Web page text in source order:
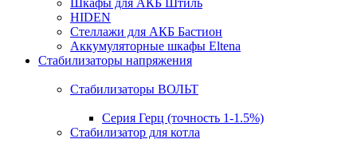
Шкафы для АКБ Штиль
HIDEN
Стеллажи для АКБ Бастион
Аккумуляторные шкафы Eltena
Стабилизаторы напряжения
Стабилизаторы ВОЛЬТ
Серия Герц (точность 1-1.5%)
Стабилизатор для котла